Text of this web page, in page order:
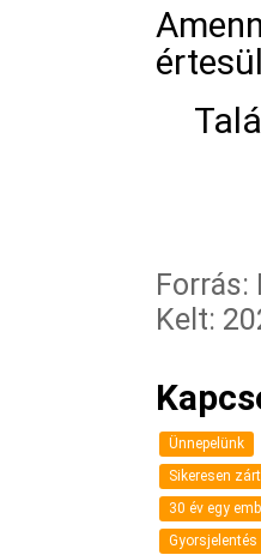
Forrás:
Kelt:
Ünnepelünk
Sikeresen
30 év egy